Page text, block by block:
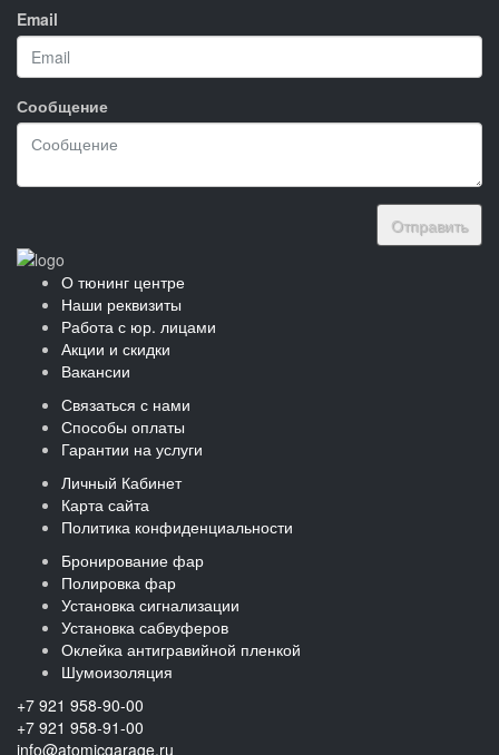
Email
Сообщение
Отправить
О тюнинг центре
Наши реквизиты
Работа с юр. лицами
Акции и скидки
Вакансии
Связаться с нами
Способы оплаты
Гарантии на услуги
Личный Кабинет
Карта сайта
Политика конфиденциальности
Бронирование фар
Полировка фар
Установка сигнализации
Установка сабвуферов
Оклейка антигравийной пленкой
Шумоизоляция
+7 921 958-90-00
+7 921 958-91-00
info@atomicgarage.ru